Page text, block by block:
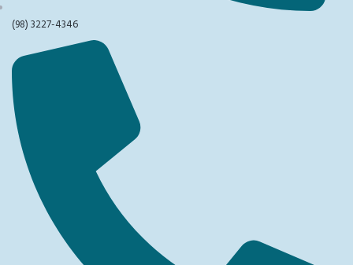
(98) 3227-4346